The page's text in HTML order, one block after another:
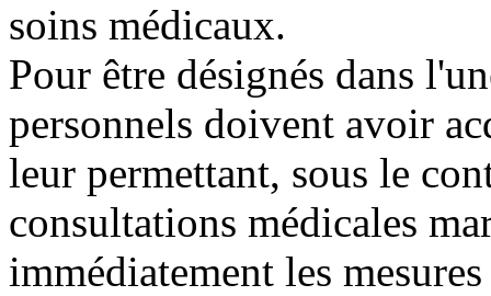
soins médicaux.
Pour être désignés dans
personnels doivent avoir
leur permettant, sous le
consultations médicales
immédiatement les